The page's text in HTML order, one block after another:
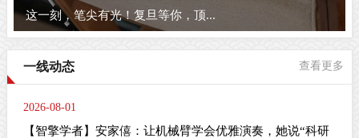
复旦之春
一线动态 查看更多
2026-08-01
【智擎学者】安家僖：让机械臂学会优雅演奏，她说“科研